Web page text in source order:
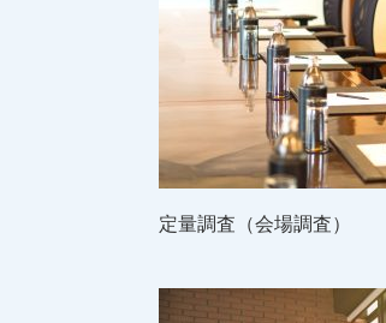
定量調査（会場調査）